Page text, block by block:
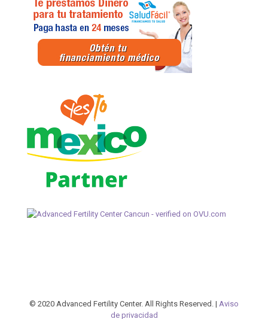
© 2020 Advanced Fertility Center. All Rights Reserved. | Aviso
de privacidad